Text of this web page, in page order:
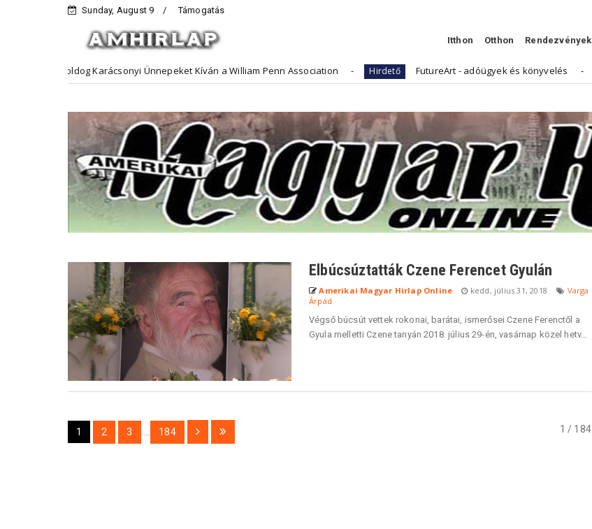
Sunday, August 9 Támogatás
Itthon Otthon Rendezvények
Boldog Karácsonyi Ünnepeket Kíván a William Penn Association Hirdető FutureArt - adóügyek és könyvelés Hirdető
Elbúcsúztatták Czene Ferencet Gyulán
Amerikai Magyar Hirlap Online kedd, július 31, 2018
Varga
Árpád
Végső búcsút vettek rokonai, barátai, ismerősei Czene Ferenctől a
Gyula melletti Czene tanyán 2018. július 29-én, vasárnap közel hetv...
1 / 184
1 2 3 ... 184